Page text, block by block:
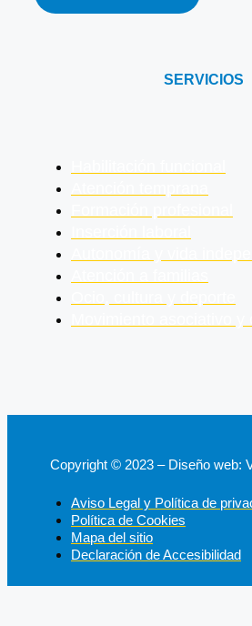
SERVICIOS
Copyright © 2023 – Diseño web:
Aviso Legal y Política de
Política de Cookies
Mapa del sitio
Declaración de Accesibilidad